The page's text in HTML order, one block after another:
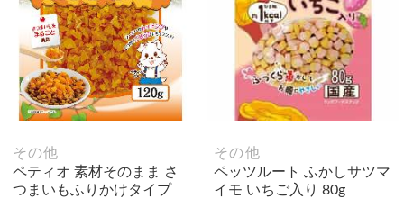
その他
ペティオ 素材そのまま さ
つまいもふりかけタイプ
その他
ペッツルート ふかしサツマ
イモ いちご入り 80g